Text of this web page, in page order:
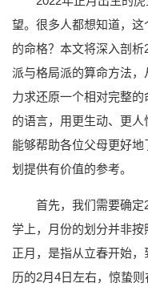
望。很多人都想知道，
的命格？本文将深入剖
派与格局派的算命方法，
力求还原一个相对完整
的语言，用更生动、更
能够帮助各位父母更好
划提供有价值的参考。
首先，我们需要确
学上，月份的划分并非
正月，是指从立春开始
历的2月4日左右，惊蛰